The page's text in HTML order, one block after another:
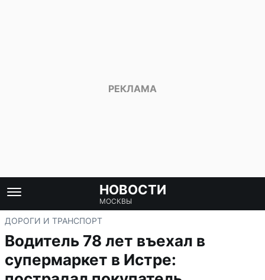
НОВОСТИ
МОСКВЫ
ДОРОГИ И ТРАНСПОРТ
Водитель 78 лет въехал в
супермаркет в Истре: